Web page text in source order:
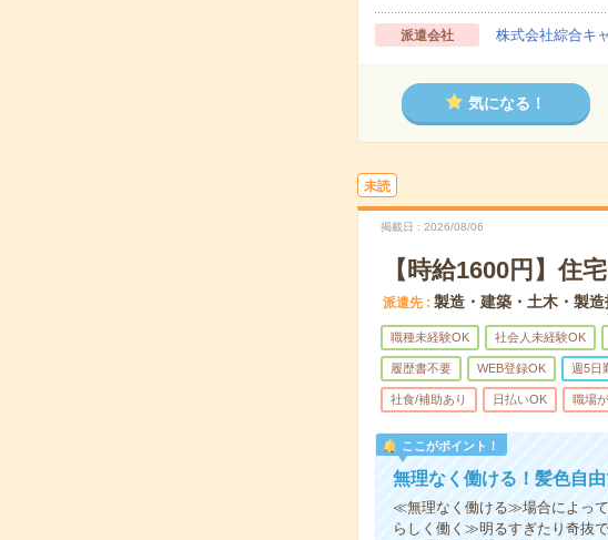
派遣会社 株式会社綜合キ
気になる！
未読
掲載日 2026/08/06
【時給1600円】住
派遣先 製造・建築・土木・製
職種未経験OK 社会人未経験OK
履歴書不要 WEB登録OK 週5日
社食/補助あり 日払いOK 職場
ここがポイント！
無理なく働ける！髪色自
≪無理なく働ける≫場合によっ
らしく働く≫明るすぎたり奇抜